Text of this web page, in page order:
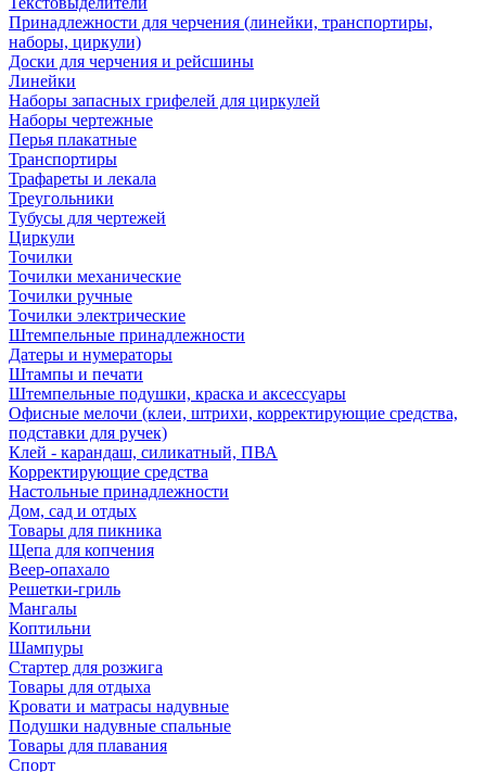
Принадлежности для черчения (линейки, транспортиры,
наборы, циркули)
Доски для черчения и рейсшины
Линейки
Наборы запасных грифелей для циркулей
Наборы чертежные
Перья плакатные
Транспортиры
Трафареты и лекала
Треугольники
Тубусы для чертежей
Циркули
Точилки
Точилки механические
Точилки ручные
Точилки электрические
Штемпельные принадлежности
Датеры и нумераторы
Штампы и печати
Штемпельные подушки, краска и аксессуары
Офисные мелочи (клеи, штрихи, корректирующие средства,
подставки для ручек)
Клей - карандаш, силикатный, ПВА
Корректирующие средства
Настольные принадлежности
Дом, сад и отдых
Товары для пикника
Щепа для копчения
Веер-опахало
Решетки-гриль
Мангалы
Коптильни
Шампуры
Стартер для розжига
Товары для отдыха
Кровати и матрасы надувные
Подушки надувные спальные
Товары для плавания
Спорт